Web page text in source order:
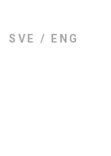
SVE ENG